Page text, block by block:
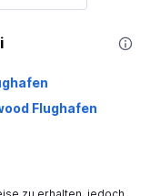
Flughafen